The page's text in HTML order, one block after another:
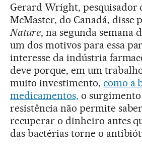
Gerard Wright, pesquisador
McMaster, do Canadá, disse
Nature, na segunda semana
um dos motivos para essa
interesse da indústria
deve porque, em um
muito investimento, como a
medicamentos, o
resistência não permite
recuperar o dinheiro antes
das bactérias torne o